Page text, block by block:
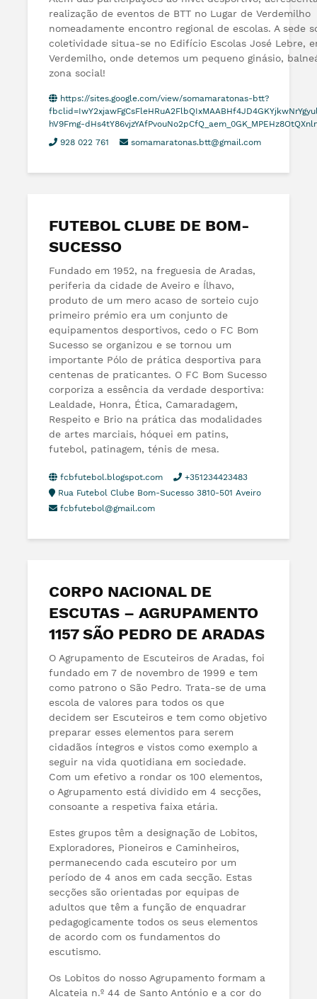
realização de eventos de BTT no Lugar de Verdemilho
nomeadamente encontro regional de escolas. A sede
coletividade situa-se no Edifício Escolas José Lebre,
Verdemilho, onde detemos um pequeno ginásio,
zona social!
https://sites.google.com/view/somamaratonas-btt?
hV9Fmg-
928 022 761
somamaratonas.btt@gmail.com
FUTEBOL CLUBE DE BOM-
SUCESSO
Fundado em 1952, na freguesia de Aradas,
periferia da cidade de Aveiro e Ílhavo,
produto de um mero acaso de sorteio cujo
primeiro prémio era um conjunto de
equipamentos desportivos, cedo o FC Bom
Sucesso se organizou e se tornou um
importante Pólo de prática desportiva para
centenas de praticantes. O FC Bom Sucesso
corporiza a essência da verdade desportiva:
Lealdade, Honra, Ética, Camaradagem,
Respeito e Brio na prática das modalidades
de artes marciais, hóquei em patins,
futebol, patinagem, ténis de mesa.
fcbfutebol.blogspot.com
+351234423483
Rua Futebol Clube Bom-Sucesso 3810-501 Aveiro
fcbfutebol@gmail.com
CORPO NACIONAL DE
ESCUTAS – AGRUPAMENTO
1157 SÃO PEDRO DE ARADAS
O Agrupamento de Escuteiros de Aradas, foi
fundado em 7 de novembro de 1999 e tem
como patrono o São Pedro. Trata-se de uma
escola de valores para todos os que
decidem ser Escuteiros e tem como objetivo
preparar esses elementos para serem
cidadãos íntegros e vistos como exemplo a
seguir na vida quotidiana em sociedade.
Com um efetivo a rondar os 100 elementos,
o Agrupamento está dividido em 4 secções,
consoante a respetiva faixa etária.
Estes grupos têm a designação de Lobitos,
Exploradores, Pioneiros e Caminheiros,
permanecendo cada escuteiro por um
período de 4 anos em cada secção. Estas
secções são orientadas por equipas de
adultos que têm a função de enquadrar
pedagogicamente todos os seus elementos
de acordo com os fundamentos do
escutismo.
Os Lobitos do nosso Agrupamento formam a
Alcateia n.º 44 de Santo António e a cor do